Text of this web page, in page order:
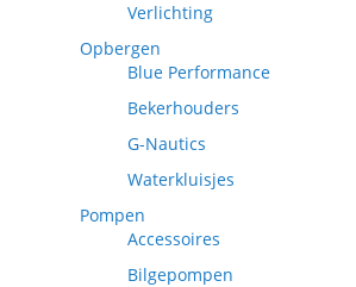
Verlichting
Opbergen
Blue Performance
Bekerhouders
G-Nautics
Waterkluisjes
Pompen
Accessoires
Bilgepompen